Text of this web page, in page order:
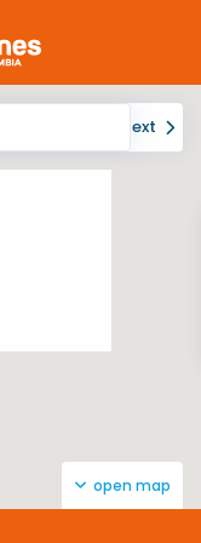
open map
Next